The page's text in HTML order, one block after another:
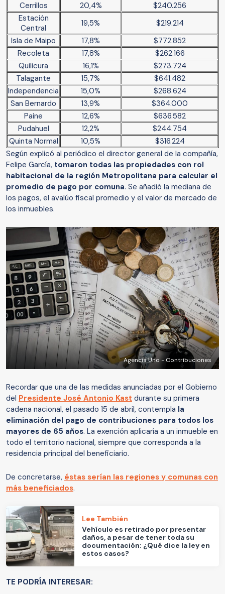
Cerrillos
20,4%
$240.256
Estación
Central
19,5%
$219.214
Isla de Maipo
17,8%
$772.852
Recoleta
17,8%
$262.166
Quilicura
16,1%
$273.724
Talagante
15,7%
$641.482
Independencia
15,0%
$268.624
San Bernardo
13,9%
$364.000
Paine
12,6%
$636.582
Pudahuel
12,2%
$244.754
Quinta Normal
10,5%
$316.224
Según explicó al periódico el director general de la compañía,
Felipe García, tomaron todas las propiedades con rol
habitacional de la región Metropolitana para calcular el
promedio de pago por comuna. Se añadió la mediana de
los pagos, el avalúo fiscal promedio y el valor de mercado de
los inmuebles.
Agencia Uno - Contribuciones
Recordar que una de las medidas anunciadas por el Gobierno
del Presidente José Antonio Kast durante su primera
cadena nacional, el pasado 15 de abril, contempla la
eliminación del pago de contribuciones para todos los
mayores de 65 años. La exención aplicaría a un inmueble en
todo el territorio nacional, siempre que corresponda a la
residencia principal del beneficiario.
De concretarse, éstas serían las regiones y comunas con
más beneficiados.
Lee También
Vehículo es retirado por presentar
daños, a pesar de tener toda su
documentación: ¿Qué dice la ley en
estos casos?
TE PODRÍA INTERESAR: